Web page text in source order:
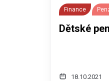
Finance
Dětské
18.10.2021